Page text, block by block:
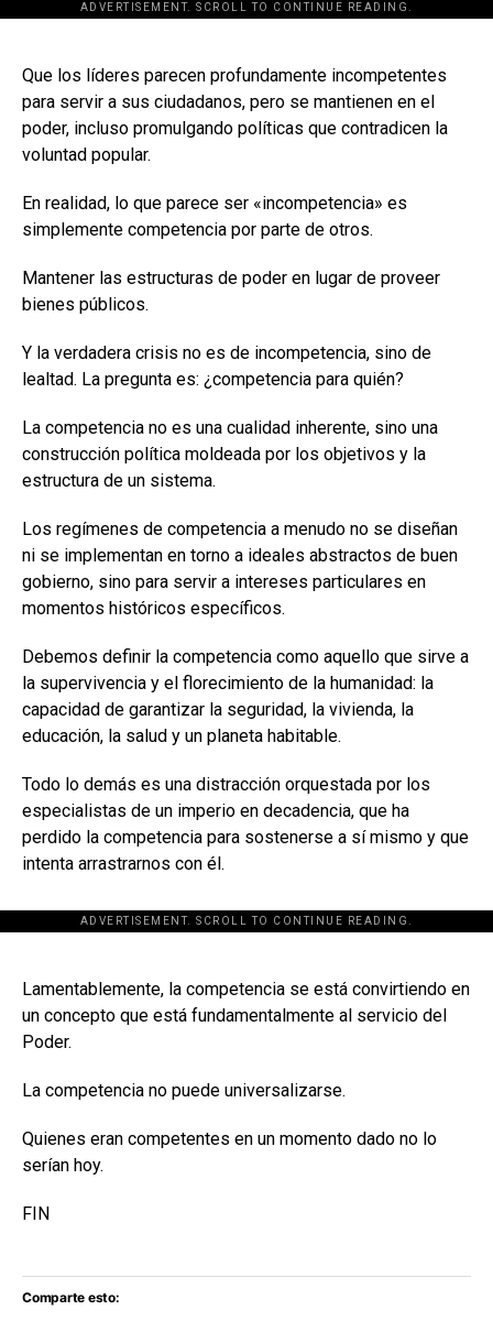
ADVERTISEMENT. SCROLL TO CONTINUE READING.
[adsforwp id="243463"]
Que los líderes parecen profundamente incompetentes
para servir a sus ciudadanos, pero se mantienen en el
poder, incluso promulgando políticas que contradicen la
voluntad popular.
En realidad, lo que parece ser «incompetencia» es
simplemente competencia por parte de otros.
Mantener las estructuras de poder en lugar de proveer
bienes públicos.
Y la verdadera crisis no es de incompetencia, sino de
lealtad. La pregunta es: ¿competencia para quién?
La competencia no es una cualidad inherente, sino una
construcción política moldeada por los objetivos y la
estructura de un sistema.
Los regímenes de competencia a menudo no se diseñan
ni se implementan en torno a ideales abstractos de buen
gobierno, sino para servir a intereses particulares en
momentos históricos específicos.
Debemos definir la competencia como aquello que sirve a
la supervivencia y el florecimiento de la humanidad: la
capacidad de garantizar la seguridad, la vivienda, la
educación, la salud y un planeta habitable.
Todo lo demás es una distracción orquestada por los
especialistas de un imperio en decadencia, que ha
perdido la competencia para sostenerse a sí mismo y que
intenta arrastrarnos con él.
ADVERTISEMENT. SCROLL TO CONTINUE READING.
[adsforwp id="243463"]
Lamentablemente, la competencia se está convirtiendo en
un concepto que está fundamentalmente al servicio del
Poder.
La competencia no puede universalizarse.
Quienes eran competentes en un momento dado no lo
serían hoy.
FIN
Comparte esto: